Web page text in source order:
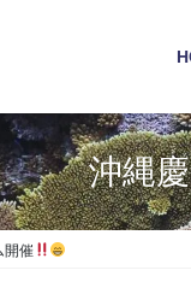
沖縄
開催